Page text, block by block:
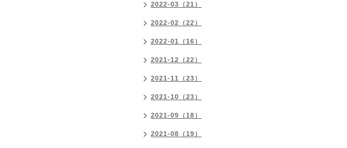
2022-03（21）
2022-02（22）
2022-01（16）
2021-12（22）
2021-11（23）
2021-10（23）
2021-09（18）
2021-08（19）